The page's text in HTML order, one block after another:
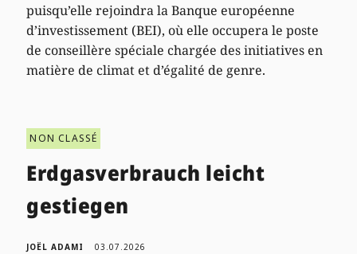
puisqu’elle rejoindra la Banque européenne
d’investissement (BEI), où elle occupera le poste
de conseillère spéciale chargée des initiatives en
matière de climat et d’égalité de genre.
NON CLASSÉ
Erdgasverbrauch leicht
gestiegen
JOËL ADAMI 03.07.2026